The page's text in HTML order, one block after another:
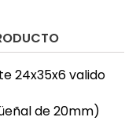
24x35x6 valido
de 20mm)